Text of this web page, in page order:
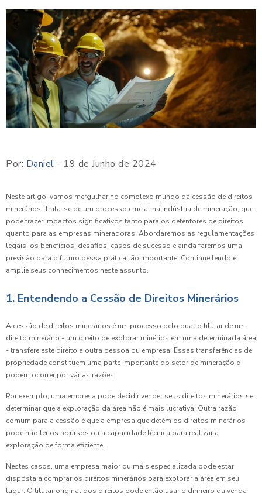
Por: Daniel - 19 de Junho de 2024
Neste artigo, vamos mergulhar no complexo mundo da cessão de direitos
minerários. Trata-se de um processo crucial na indústria de mineração, que
pode trazer impactos significativos tanto para os detentores de direitos
quanto para as empresas mineradoras. Abordaremos as regulamentações
legais, os benefícios, desafios, casos de sucesso e ainda faremos uma
previsão para o futuro dessa prática tão importante. Continue lendo e
amplie seus conhecimentos neste assunto.
1. Entendendo a Cessão de Direitos Minerários
A cessão de direitos minerários é um processo pelo qual o titular de um
direito minerário - um direito de explorar minérios em uma determinada área
- transfere este direito a outra pessoa ou empresa. Essas transferências de
propriedade constituem uma parte importante do setor de mineração e
podem ocorrer por várias razões.
Por exemplo, uma empresa pode decidir vender seus direitos minerários se
determinar que a exploração da área não é mais lucrativa. Outra razão
comum para a cessão é que a empresa que detém os direitos minerários
pode não ter os recursos ou a capacidade técnica para realizar a
exploração de forma eficiente.
Nestes casos, uma empresa maior ou mais especializada pode estar
disposta a comprar os direitos minerários para explorar a área em seu
lugar. O titular original dos direitos pode então usar o dinheiro da venda